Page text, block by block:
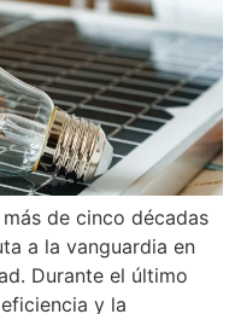
de cinco décadas
a la vanguardia en
Durante el último
y la